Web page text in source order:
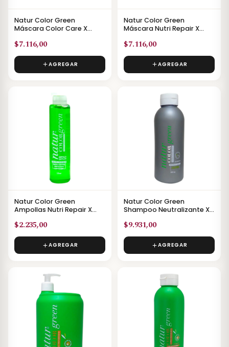
Natur Color Green
Máscara Color Care X
$7.116,00
AGREGAR
Natur Color Green
Máscara Nutri Repair X
$7.116,00
AGREGAR
Natur Color Green
Ampollas Nutri Repair X
$2.235,00
AGREGAR
Natur Color Green
Shampoo Neutralizante X
$9.931,00
AGREGAR